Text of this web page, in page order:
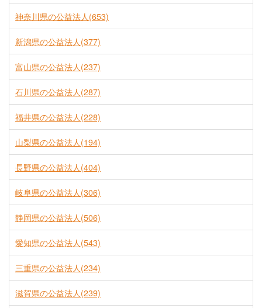
神奈川県の公益法人(653)
新潟県の公益法人(377)
富山県の公益法人(237)
石川県の公益法人(287)
福井県の公益法人(228)
山梨県の公益法人(194)
長野県の公益法人(404)
岐阜県の公益法人(306)
静岡県の公益法人(506)
愛知県の公益法人(543)
三重県の公益法人(234)
滋賀県の公益法人(239)